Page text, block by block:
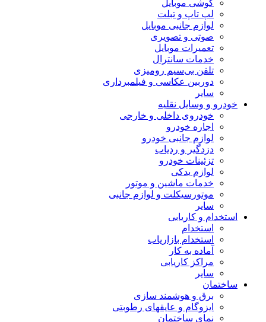
گوشی موبایل
لپ تاپ و تبلت
لوازم جانبی موبایل
صوتی و تصویری
تعمیرات موبایل
خدمات سانترال
تلفن بی‌سیم رومیزی
دوربین عکاسی و فیلمبرداری
سایر
خودرو و وسایل نقلیه
خودروی داخلی و خارجی
اجاره خودرو
لوازم جانبی خودرو
دزدگیر و ردیاب
تزئینات خودرو
لوازم یدکی
خدمات ماشین و موتور
موتورسیکلت و لوازم جانبی
سایر
استخدام و کاریابی
استخدام
استخدام بازاریاب
آماده به کار
مراکز کاریابی
سایر
ساختمان
برق و هوشمند سازی
ایزوگام و عایقهای رطوبتی
نمای ساختمان